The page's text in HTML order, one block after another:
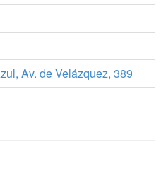
Av. de Velázquez, 389